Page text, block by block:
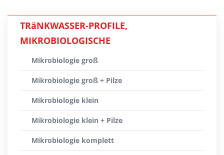
TRäNKWASSER-PROFILE,
MIKROBIOLOGISCHE
Mikrobiologie groß
Mikrobiologie groß + Pilze
Mikrobiologie klein
Mikrobiologie klein + Pilze
Mikrobiologie komplett